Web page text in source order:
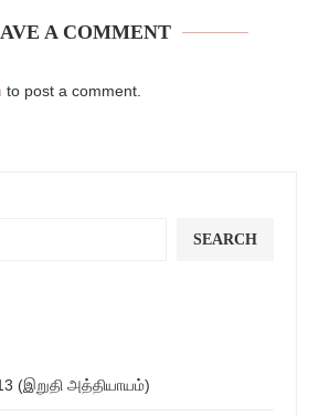
A COMMENT
to post a comment.
SEARCH
(இறுதி அத்தியாயம்)